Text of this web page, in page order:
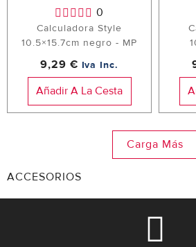
ACCESORIOS
0
Calculadora Style
10.5×15.7cm negro - MP
9,29 € Iva Inc.
Añadir A La Cesta
Carga Más